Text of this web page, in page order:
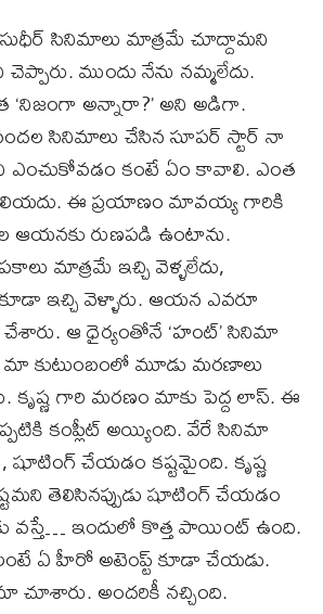
సినిమాలు మాత్రమే చూద్దామని
చెప్పారు. ముందు నేను నమ్మలేదు.
‘నిజంగా అన్నారా?’ అని అడిగా.
సినిమాలు చేసిన సూపర్ స్టార్ నా
కంటే ఏం కావాలి. ఎంత
ఈ ప్రయాణం మావయ్య గారికి
ఆయనకు రుణపడి ఉంటాను.
మాత్రమే ఇచ్చి వెళ్ళలేదు,
ఇచ్చి వెళ్ళారు. ఆయన ఎవరూ
ఆ ధైర్యంతోనే ‘హంట్’ సినిమా
కుటుంబంలో మూడు మరణాలు
కృష్ణ గారి మరణం మాకు పెద్ద లాస్. ఈ
కంప్లీట్ అయ్యింది. వేరే సినిమా
షూటింగ్ చేయడం కష్టమైంది. కృష్ణ
తెలిసినప్పుడు షూటింగ్ చేయడం
వస్తే… ఇందులో కొత్త పాయింట్ ఉంది.
ఏ హీరో అటెంప్ట్ కూడా చేయడు.
అందరికీ నచ్చింది.